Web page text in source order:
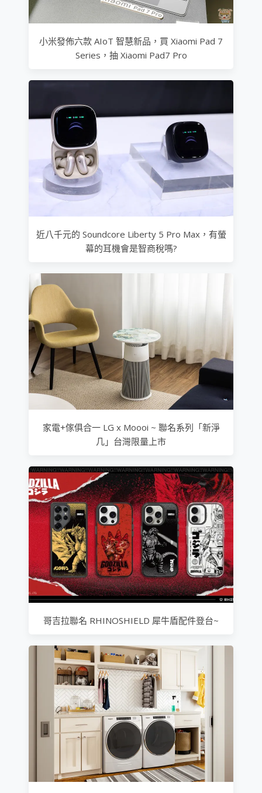
小米發佈六款 AIoT 智慧新品，買 Xiaomi Pad 7
Series，抽 Xiaomi Pad7 Pro
近八千元的 Soundcore Liberty 5 Pro Max，有螢
幕的耳機會是智商稅嗎?
家電+傢俱合一 LG x Moooi ~ 聯名系列「新淨
几」台灣限量上市
哥吉拉聯名 RHINOSHIELD 犀牛盾配件登台~